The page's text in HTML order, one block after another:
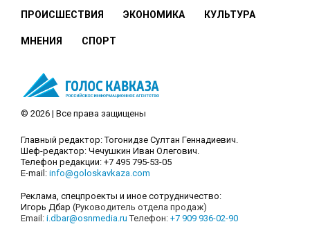
ПРОИСШЕСТВИЯ ЭКОНОМИКА КУЛЬТУРА
МНЕНИЯ СПОРТ
© 2026 | Все права защищены
Главный редактор: Тогонидзе Султан Геннадиевич.
Шеф-редактор: Чечушкин Иван Олегович.
Телефон редакции: +7 495 795-53-05
E-mail: info@goloskavkaza.com
Реклама, спецпроекты и иное сотрудничество:
Игорь Дбар (Руководитель отдела продаж)
Email: i.dbar@osnmedia.ru Телефон: +7 909 936-02-90